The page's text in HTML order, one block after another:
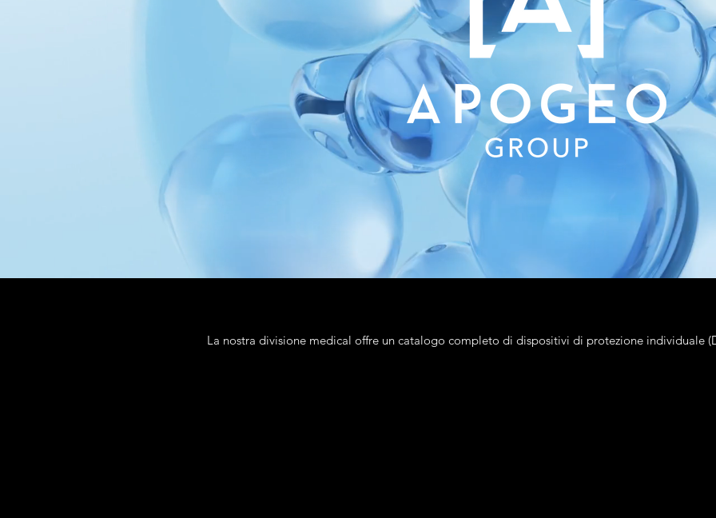
La nostra divisione medical offre un catalogo completo di dispositivi di protezione individuale